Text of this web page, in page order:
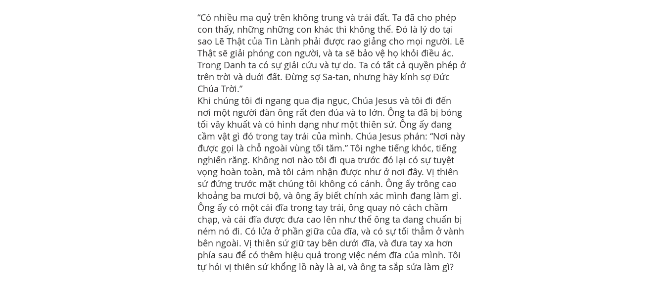
“Có nhiều ma quỷ trên không trung và trái đất. Ta đã cho phép
con thấy, những những con khác thì không thể. Đó là lý do tại
sao Lẽ Thật của Tin Lành phải được rao giảng cho mọi người. Lẽ
Thật sẽ giải phóng con người, và ta sẽ bảo vệ họ khỏi điều ác.
Trong Danh ta có sự giải cứu và tự do. Ta có tất cả quyền phép ở
trên trời và duới đất. Đừng sợ Sa-tan, nhưng hãy kính sợ Đức
Chúa Trời.”
Khi chúng tôi đi ngang qua địa ngục, Chúa Jesus và tôi đi đến
nơi một người đàn ông rất đen đúa và to lớn. Ông ta đã bị bóng
tối vây khuất và có hình dạng như một thiên sứ. Ông ấy đang
cầm vật gì đó trong tay trái của mình. Chúa Jesus phán: “Nơi này
được gọi là chỗ ngoài vùng tối tăm.” Tôi nghe tiếng khóc, tiếng
nghiến răng. Không nơi nào tôi đi qua trước đó lại có sự tuyệt
vọng hoàn toàn, mà tôi cảm nhận được như ở nơi đây. Vị thiên
sứ đứng trước mặt chúng tôi không có cánh. Ông ấy trông cao
khoảng ba mươi bộ, và ông ấy biết chính xác mình đang làm gì.
Ông ấy có một cái đĩa trong tay trái, ông quay nó cách chầm
chạp, và cái đĩa được đưa cao lên như thể ông ta đang chuẩn bị
ném nó đi. Có lửa ở phần giữa của đĩa, và có sự tối thẳm ở vành
bên ngoài. Vị thiên sứ giữ tay bên dưới đĩa, và đưa tay xa hơn
phía sau để có thêm hiệu quả trong việc ném đĩa của mình. Tôi
tự hỏi vị thiên sứ khổng lồ này là ai, và ông ta sắp sửa làm gì?